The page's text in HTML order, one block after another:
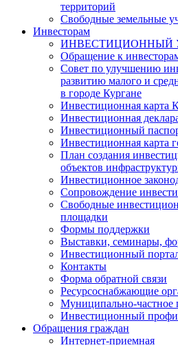
территорий
Свободные земельные
Инвесторам
ИНВЕСТИЦИОННЫЙ
Обращение к
Совет по улучшению
развитию малого и
в городе Кургане
Инвестиционная карта
Инвестиционная
Инвестиционный
Инвестиционная карта
План создания
объектов
Инвестиционное
Сопровождение
Свободные
площадки
Формы поддержки
Выставки, семинары,
Инвестиционный
Контакты
Форма обратной связи
Ресурсоснабжающие
Муниципально-частное
Инвестиционный
Обращения граждан
Интернет-приемная